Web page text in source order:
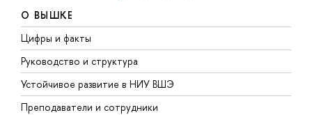
О ВЫШКЕ
Цифры и факты
Руководство и структура
Устойчивое развитие в НИУ ВШЭ
Преподаватели и сотрудники